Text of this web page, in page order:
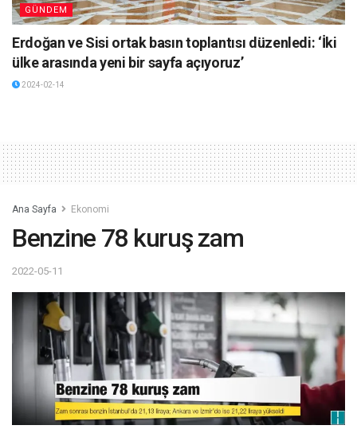
GÜNDEM
Erdoğan ve Sisi ortak basın toplantısı düzenledi: ‘İki
ülke arasında yeni bir sayfa açıyoruz’
2024-02-14
Ana Sayfa Ekonomi
Benzine 78 kuruş zam
2022-05-11